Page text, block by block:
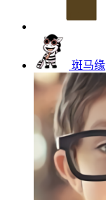
斑马缘